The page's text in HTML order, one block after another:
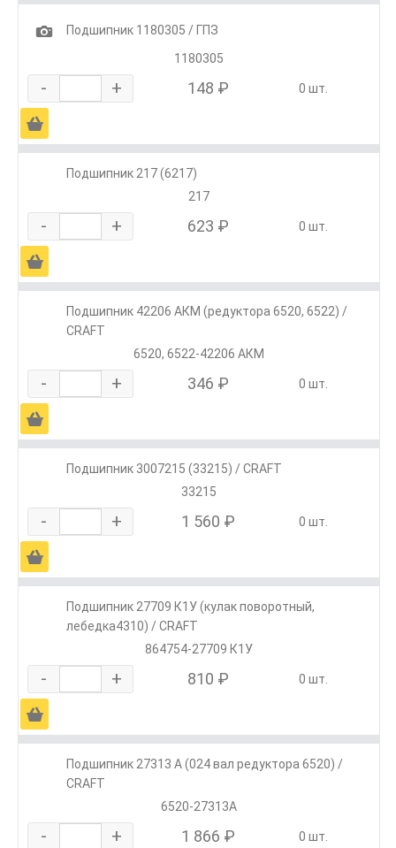
1
Подшипник 1180305 / ГПЗ
1180305
- + 148 ₽ 0 шт.
Ä
Подшипник 217 (6217)
217
- + 623 ₽ 0 шт.
Ä
Подшипник 42206 АКМ (редуктора 6520, 6522) /
CRAFT
6520, 6522-42206 АКМ
- + 346 ₽ 0 шт.
Ä
Подшипник 3007215 (33215) / CRAFT
33215
- + 1 560 ₽ 0 шт.
Ä
Подшипник 27709 К1У (кулак поворотный,
лебедка4310) / CRAFT
864754-27709 К1У
- + 810 ₽ 0 шт.
Ä
Подшипник 27313 А (024 вал редуктора 6520) /
CRAFT
6520-27313А
- + 1 866 ₽ 0 шт.